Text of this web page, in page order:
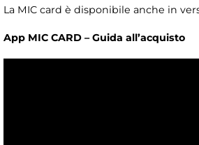
La MIC card è disponibile anche in
App MIC CARD – Guida all’acquisto